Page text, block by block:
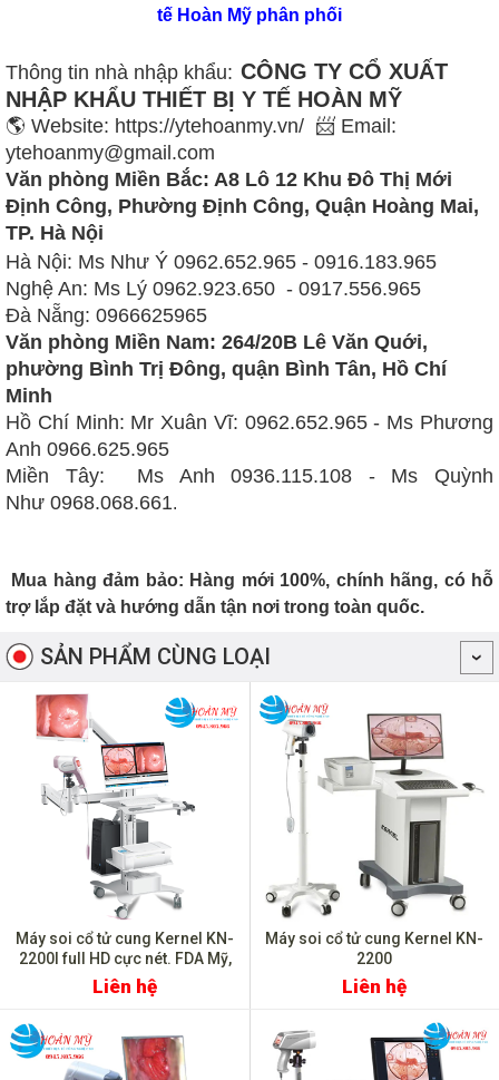
tế Hoàn Mỹ phân phối
Thông tin nhà nhập khẩu: CÔNG TY CỔ XUẤT
NHẬP KHẨU THIẾT BỊ Y TẾ HOÀN MỸ
🌎 Website: https://ytehoanmy.vn/ 📨 Email:
ytehoanmy@gmail.com
Văn phòng Miền Bắc: A8 Lô 12 Khu Đô Thị Mới
Định Công, Phường Định Công, Quận Hoàng Mai,
TP. Hà Nội
Hà Nội: Ms Như Ý 0962.652.965 - 0916.183.965
Nghệ An: Ms Lý 0962.923.650 - 0917.556.965
Đà Nẵng: 0966625965
Văn phòng Miền Nam: 264/20B Lê Văn Quới,
phường Bình Trị Đông, quận Bình Tân, Hồ Chí
Minh
Hồ Chí Minh: Mr Xuân Vĩ: 0962.652.965 - Ms Phương
Anh 0966.625.965
Miền Tây:
Ms Anh 0936.115.108 - Ms Quỳnh
Như 0968.068.661.
Mua hàng đảm bảo: Hàng mới 100%, chính hãng, có hỗ
trợ lắp đặt và hướng dẫn tận nơi trong toàn quốc.
SẢN PHẨM CÙNG LOẠI
Máy soi cổ tử cung Kernel KN-
2200I full HD cực nét. FDA Mỹ,
CE
Liên hệ
Máy soi cổ tử cung Kernel KN-
2200
Liên hệ